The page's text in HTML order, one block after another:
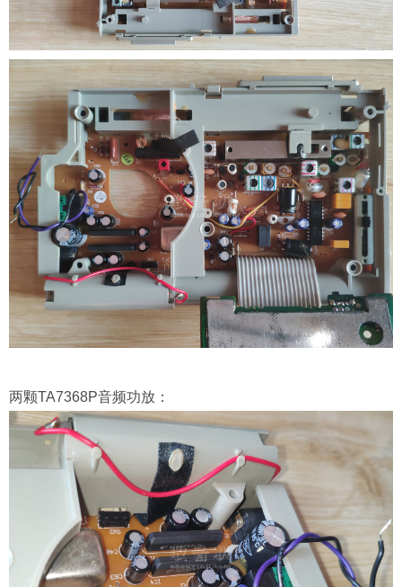
两颗TA7368P音频功放：